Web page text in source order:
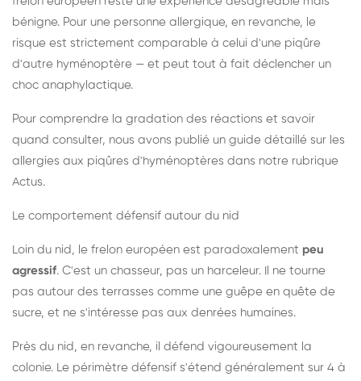
bénigne. Pour une personne allergique, en revanche, le
risque est strictement comparable à celui d'une piqûre
d'autre hyménoptère — et peut tout à fait déclencher un
choc anaphylactique.
Pour comprendre la gradation des réactions et savoir
quand consulter, nous avons publié un guide détaillé sur les
allergies aux piqûres d'hyménoptères dans notre rubrique
Actus.
Le comportement défensif autour du nid
Loin du nid, le frelon européen est paradoxalement peu
agressif. C'est un chasseur, pas un harceleur. Il ne tourne
pas autour des terrasses comme une guêpe en quête de
sucre, et ne s'intéresse pas aux denrées humaines.
Près du nid, en revanche, il défend vigoureusement la
colonie. Le périmètre défensif s'étend généralement sur 4 à